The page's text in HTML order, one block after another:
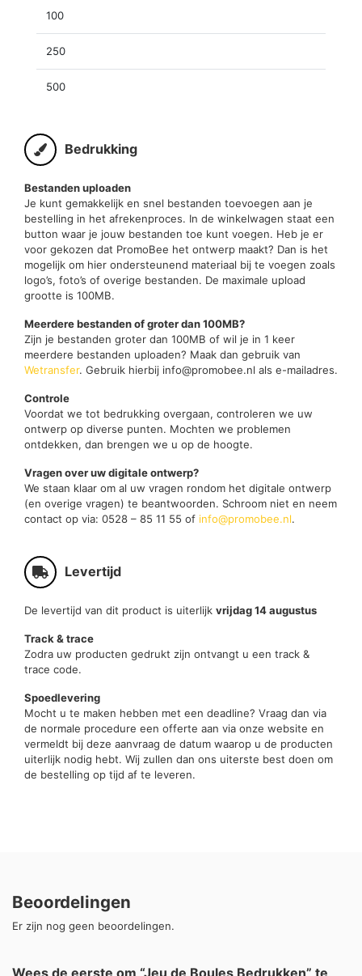
100
250
500
Bedrukking
Bestanden uploaden
Je kunt gemakkelijk en snel bestanden toevoegen aan je
bestelling in het afrekenproces. In de winkelwagen staat een
button waar je jouw bestanden toe kunt voegen. Heb je er
voor gekozen dat PromoBee het ontwerp maakt? Dan is het
mogelijk om hier ondersteunend materiaal bij te voegen zoals
logo’s, foto’s of overige bestanden. De maximale upload
grootte is 100MB.
Meerdere bestanden of groter dan 100MB?
Zijn je bestanden groter dan 100MB of wil je in 1 keer
meerdere bestanden uploaden? Maak dan gebruik van
Wetransfer. Gebruik hierbij info@promobee.nl als e-mailadres.
Controle
Voordat we tot bedrukking overgaan, controleren we uw
ontwerp op diverse punten. Mochten we problemen
ontdekken, dan brengen we u op de hoogte.
Vragen over uw digitale ontwerp?
We staan klaar om al uw vragen rondom het digitale ontwerp
(en overige vragen) te beantwoorden. Schroom niet en neem
contact op via: 0528 – 85 11 55 of info@promobee.nl.
Levertijd
De levertijd van dit product is uiterlijk vrijdag 14 augustus
Track & trace
Zodra uw producten gedrukt zijn ontvangt u een track &
trace code.
Spoedlevering
Mocht u te maken hebben met een deadline? Vraag dan via
de normale procedure een offerte aan via onze website en
vermeldt bij deze aanvraag de datum waarop u de producten
uiterlijk nodig hebt. Wij zullen dan ons uiterste best doen om
de bestelling op tijd af te leveren.
Beoordelingen
Er zijn nog geen beoordelingen.